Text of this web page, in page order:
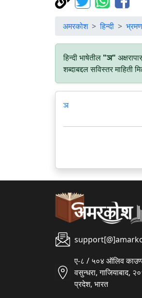
अमरकोश हिन्दी भ्रमण
हिन्दी भाषेतील "ञ"
शब्दाबद्दल सविस्तर माहिती
ञ
ए-८ / ५०४ ऑलिव
वसुन्धरा, गाजियाबाद,
प्रदेश, भारत